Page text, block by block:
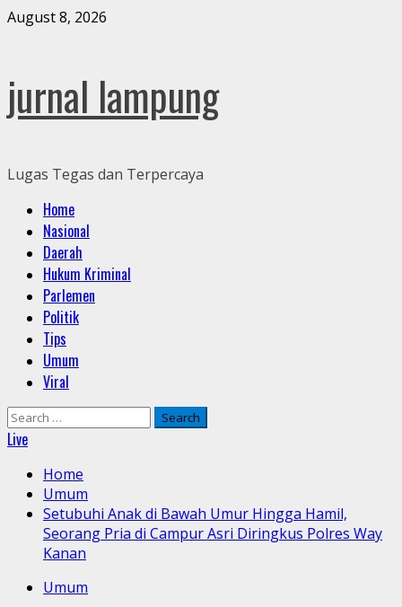
Skip
August 8, 2026
jurnal lampung
Lugas Tegas dan Terpercaya
Primary
Menu
Home
Nasional
Daerah
Hukum Kriminal
Parlemen
Politik
Tips
Umum
Viral
Search
for:
Live
Home
Umum
Setubuhi Anak di Bawah Umur Hingga Hamil,
Seorang Pria di Campur Asri Diringkus Polres Way
Kanan
Umum